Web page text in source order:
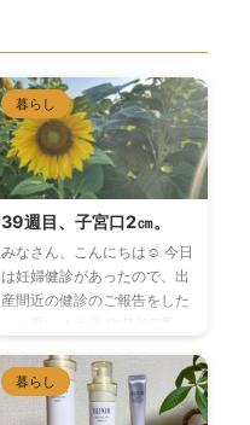
暮らし
39週目、子宮口2㎝。
みなさん、こんにちは☺︎ 今日
は妊婦健診があったので、出
産間近の健診のご報告をした
近くなったこともあり、婦人
科の先生からもういつ産まれ
ても問題無さそうだね~と言
暮らし